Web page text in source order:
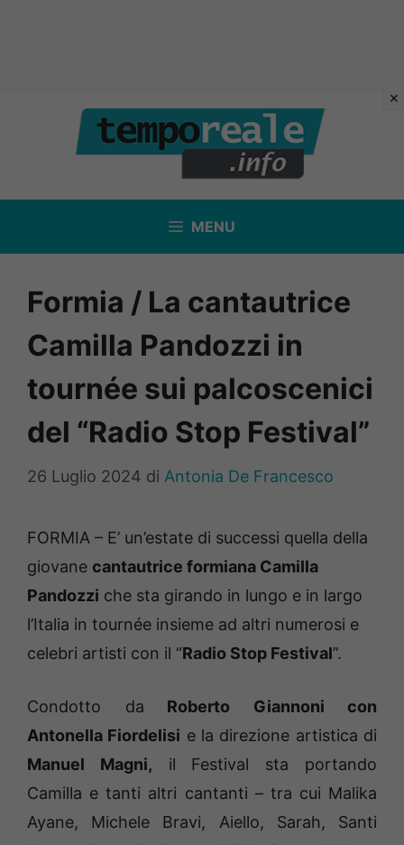
contenuto
MENU
Formia / La cantautrice
Camilla Pandozzi in
tournée sui palcoscenici
del “Radio Stop Festival”
26 Luglio 2024 di Antonia De Francesco
FORMIA – E’ un’estate di successi quella della
giovane cantautrice formiana Camilla
Pandozzi che sta girando in lungo e in largo
l’Italia in tournée insieme ad altri numerosi e
celebri artisti con il “Radio Stop Festival”.
Condotto da Roberto Giannoni con
Antonella Fiordelisi e la direzione artistica di
Manuel Magni, il Festival sta portando
Camilla e tanti altri cantanti – tra cui Malika
Ayane, Michele Bravi, Aiello, Sarah, Santi